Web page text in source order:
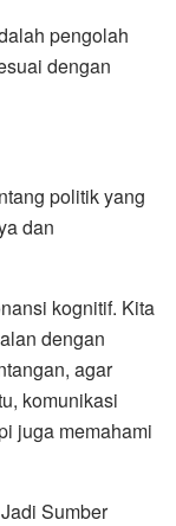
pengolah
dengan
politik yang
dan
kognitif. Kita
dengan
agar
komunikasi
juga memahami
Sumber